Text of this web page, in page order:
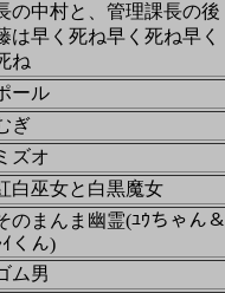
の中村と、管理課長の後
は早く死ね早く死ね早く
ね
ール
ぎ
ズオ
白巫女と白黒魔女
のまんま幽霊(ﾕｳちゃん＆
ｲくん)
ム男